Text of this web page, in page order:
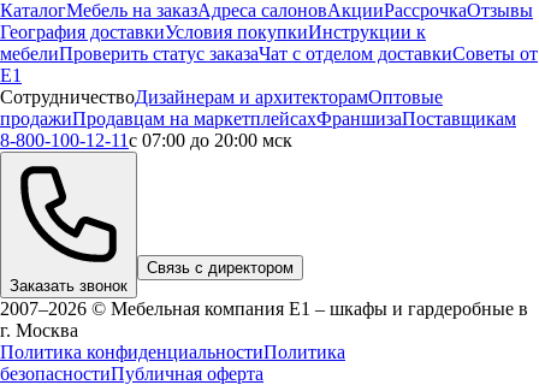
КаталогМебель на заказАдреса салоновАкцииРассрочкаОтзывы
География доставкиУсловия покупкиИнструкции к
мебелиПроверить статус заказаЧат с отделом доставкиСоветы от
Е1
СотрудничествоДизайнерам и архитекторамОптовые
продажиПродавцам на маркетплейсахФраншизаПоставщикам
8-800-100-12-11с 07:00 до 20:00 мск
Заказать звонок
Связь с директором
2007–2026 © Мебельная компания Е1 – шкафы и гардеробные в
г. Москва
Политика конфиденциальностиПолитика
безопасностиПубличная оферта